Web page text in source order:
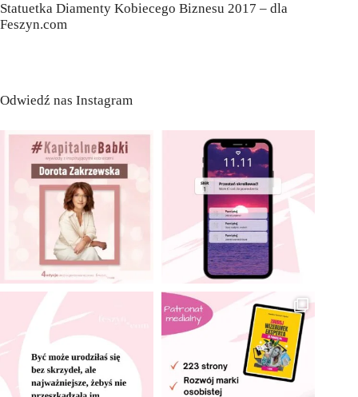
Statuetka Diamenty Kobiecego Biznesu 2017 – dla
Feszyn.com
Odwiedź nas Instagram